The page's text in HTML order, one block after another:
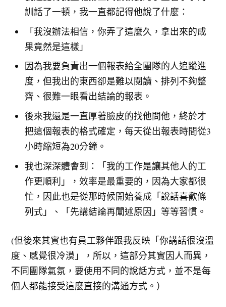
訓話了一頓，我一直都記得他說了什麼：
「我沒辦法相信，你弄了這麼久，拿出來的成
果竟然是這樣」
因為我要負責出一個報表給全團隊的人追蹤進
度，但我出的東西卻是難以閱讀、排列不夠整
齊、很難一眼看出結論的報表。
後來我還是一直厚著臉皮的找他問他，終於才
把這個報表的格式確定，每天從出報表時間從3
小時縮短為20分鐘。
我也深深體會到：「我的工作是讓其他人的工
作更順利」，效率是最重要的，因為大家都很
忙，因此也是從那時候開始養成「說話喜歡條
列式」、「先講結論再闡述原因」等等習慣。
(但後來其實也有員工夥伴跟我反映「你講話很沒溫
度、感覺很冷漠」，所以，這部分其實因人而異，
不同團隊氣氛，要使用不同的說話方式，並不是每
個人都能接受這麼直接的溝通方式。）